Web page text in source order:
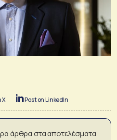
X Post on LinkedIn
άρθρα στα αποτελέσματα